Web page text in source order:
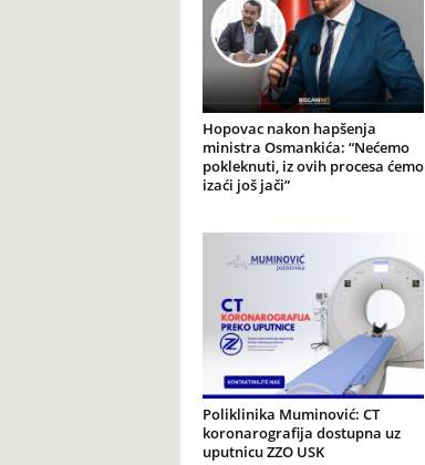
Hopovac nakon hapšenja
ministra Osmankića: “Nećemo
pokleknuti, iz ovih procesa ćemo
izaći još jači”
Poliklinika Muminović: CT
koronarografija dostupna uz
uputnicu ZZO USK